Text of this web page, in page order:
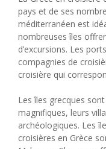
pays et de ses
méditerranéen est
nombreuses îles
d’excursions. Les
compagnies de
croisière qui
Les îles grecques
magnifiques, leurs
archéologiques. Les
croisières en Grèce